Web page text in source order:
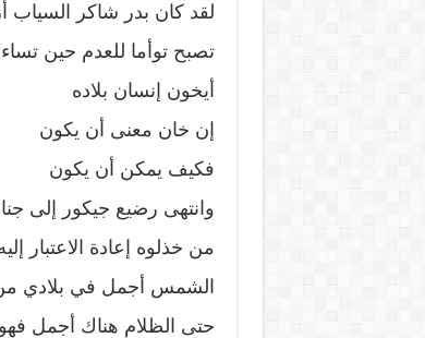
لقد كان بدر شاكر السياب
تصبح توأما للعدم حين
أيخون إنسان بلاده
إن خان معنى أن يكون
فكيف يمكن أن يكون
وانتهى رضيع جيكور إلى
من خذلوه إعادة الاعتبار
الشمس أجمل في بلادي
حتى الظلام هناك أجمل